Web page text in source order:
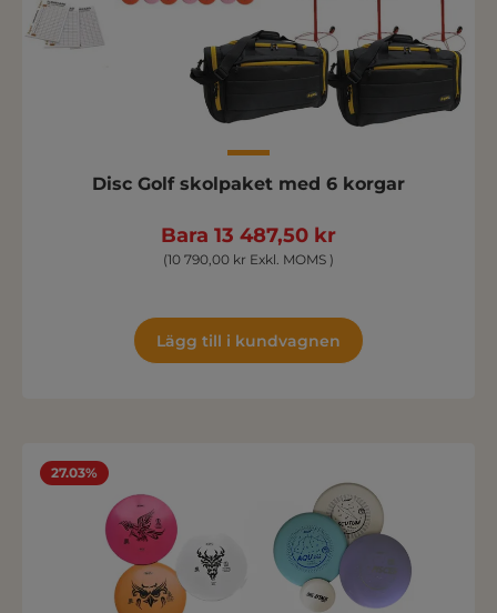
Disc Golf skolpaket med 6 korgar
Bara 13 487,50 kr
(10 790,00 kr Exkl. MOMS )
Lägg till i kundvagnen
27.03%